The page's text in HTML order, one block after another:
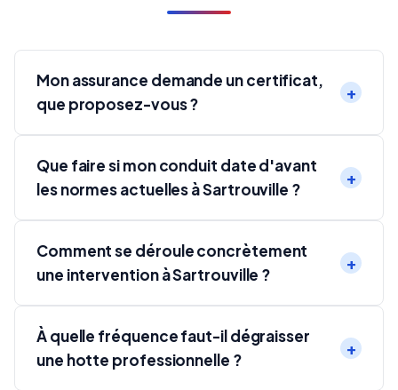
Mon assurance demande un certificat,
que proposez-vous ?
Que faire si mon conduit date d'avant
les normes actuelles à Sartrouville ?
Comment se déroule concrètement
une intervention à Sartrouville ?
À quelle fréquence faut-il dégraisser
une hotte professionnelle ?